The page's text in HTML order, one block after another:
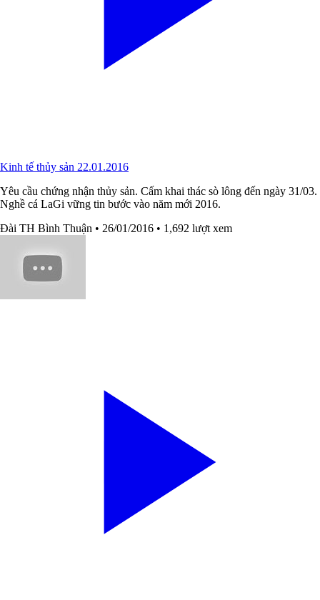
Kinh tế thủy sản 22.01.2016
Yêu cầu chứng nhận thủy sản. Cấm khai thác sò lông đến ngày 31/03.
Nghề cá LaGi vững tin bước vào năm mới 2016.
Đài TH Bình Thuận • 26/01/2016 • 1,692 lượt xem